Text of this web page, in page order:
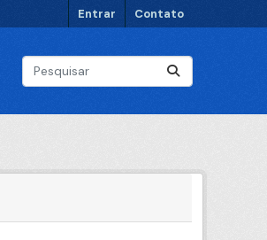
Entrar Contato